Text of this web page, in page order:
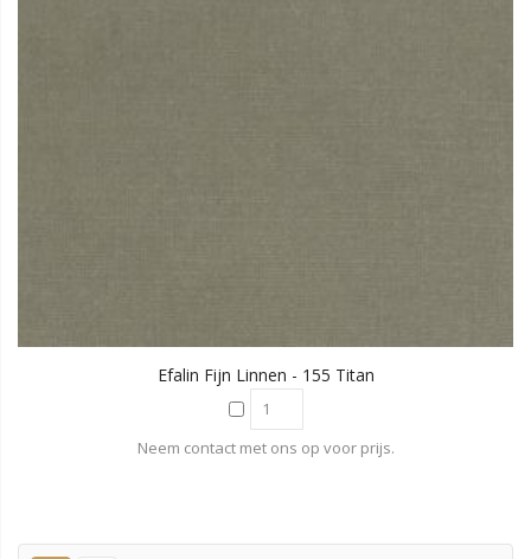
Efalin Fijn Linnen - 155 Titan
Neem contact met ons op voor prijs.